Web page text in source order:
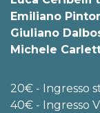
Emiliano
Giuliano
Michele
20€ - Ingresso
40€ - Ingresso